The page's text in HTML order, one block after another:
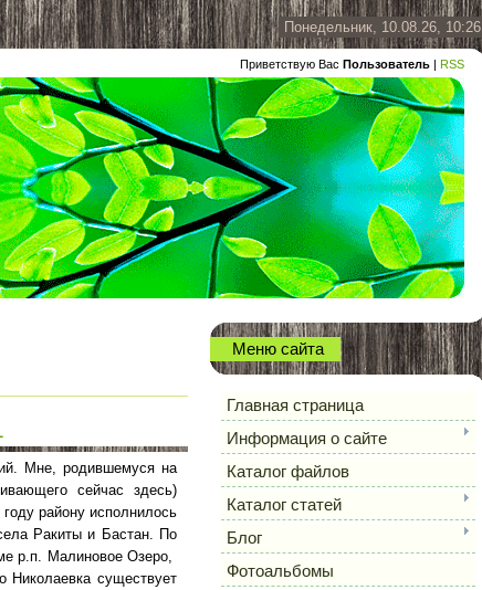
Понедельник, 10.08.26, 10:26
Приветствую Вас Пользователь | RSS
Мне, родившемуся на
сейчас здесь)
району исполнилось
Ракиты и Бастан. По
р.п. Малиновое Озеро,
Николаевка существует
Меню сайта
Главная страница
Информация о сайте
Каталог файлов
Каталог статей
Блог
Фотоальбомы